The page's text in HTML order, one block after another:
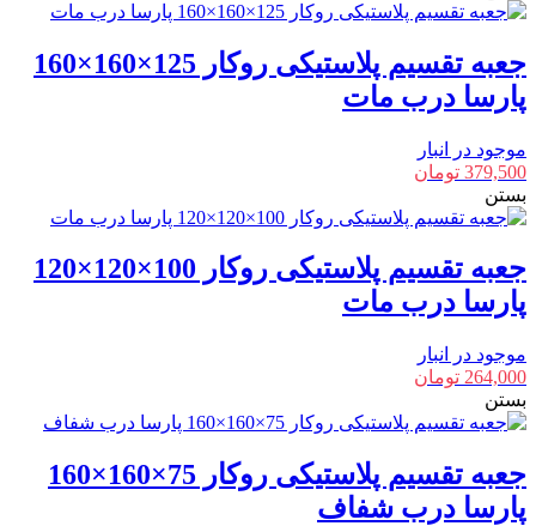
جعبه تقسیم پلاستیکی روکار 125×160×160
پارسا درب مات
موجود در انبار
379,500 تومان
بستن
جعبه تقسیم پلاستیکی روکار 100×120×120
پارسا درب مات
موجود در انبار
264,000 تومان
بستن
جعبه تقسیم پلاستیکی روکار 75×160×160
پارسا درب شفاف